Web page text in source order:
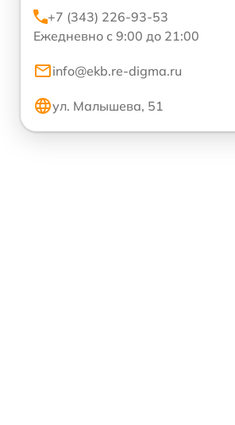
+7 (343) 226-93-53
Ежедневно с 9:00 до 21:00
info@ekb.re-digma.ru
ул. Малышева, 51